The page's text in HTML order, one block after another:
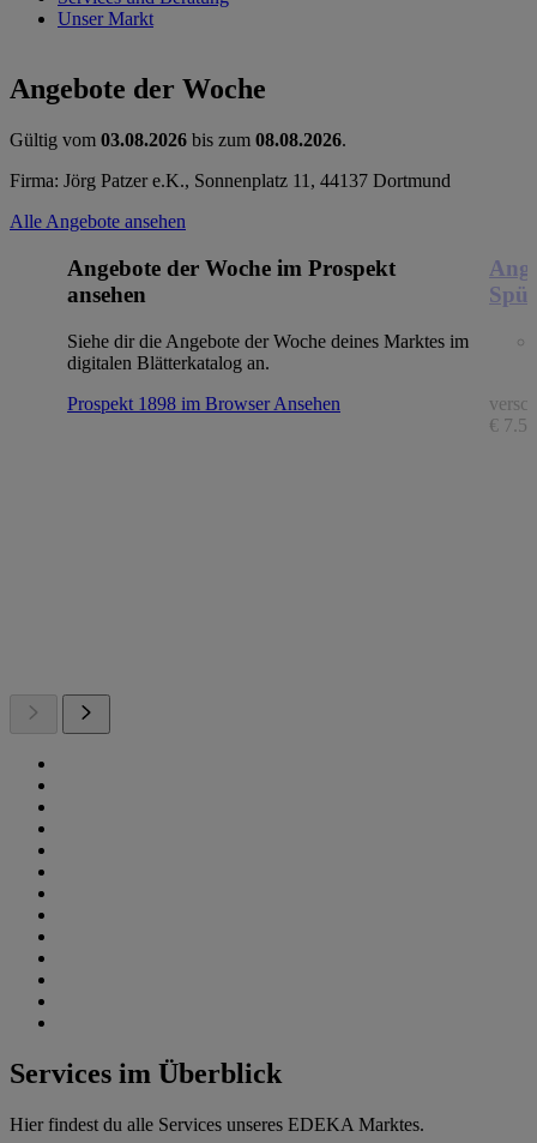
Unser Markt
Angebote der Woche
Gültig vom 03.08.2026 bis zum 08.08.2026.
Firma: Jörg Patzer e.K., Sonnenplatz 11, 44137 Dortmund
Alle Angebote ansehen
Angebote der Woche im Prospekt
ansehen
Siehe dir die Angebote der Woche deines Marktes im
digitalen Blätterkatalog an.
Prospekt 1898 im BrowserAnsehen
€
Services im Überblick
Hier findest du alle Services unseres EDEKA Marktes.